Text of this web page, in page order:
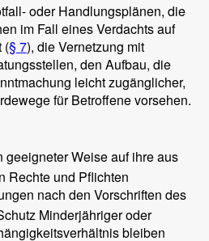
oder Handlungsplänen, die
im Fall eines Verdachts auf
(§ 7), die Vernetzung mit
den Aufbau, die
leicht zugänglicher,
für Betroffene vorsehen.
geeigneter Weise auf ihre aus
Rechte und Pflichten
nach den Vorschriften des
Minderjähriger oder
bleiben